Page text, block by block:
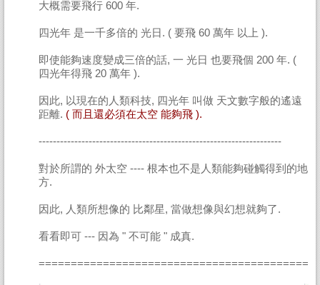
大概需要飛行 600 年.
四光年 是一千多倍的 光日. ( 要飛 60 萬年 以上 ).
即使能夠速度變成三倍的話, 一 光日 也要飛個 200 年. (
四光年得飛 20 萬年 ).
因此, 以現在的人類科技, 四光年 叫做 天文數字般的遙遠
距離. ( 而且還必須在太空 能夠飛 ).
--------------------------------------------------------------------
對於所謂的 外太空 ---- 根本也不是人類能夠碰觸得到的地
方.
因此, 人類所想像的 比鄰星, 當做想像與幻想就夠了.
看看即可 --- 因為 " 不可能 " 成真.
==========================================